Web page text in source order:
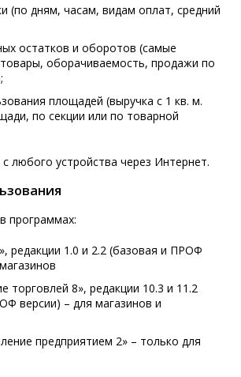
(по дням, часам, видам оплат, средний
остатков и оборотов (самые
оборачиваемость, продажи по
площадей (выручка с 1 кв. м.
по секции или по товарной
любого устройства через Интернет.
программах:
редакции 1.0 и 2.2 (базовая и ПРОФ
торговлей 8», редакции 10.3 и 11.2
версии) – для магазинов и
предприятием 2» – только для